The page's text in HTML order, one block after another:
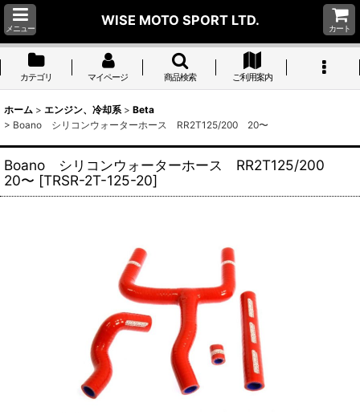
メニュー
WISE MOTO SPORT LTD.
カート
カテゴリ マイページ 商品検索 ご利用案内
ホーム > エンジン、冷却系 > Beta
> Boano シリコンウォーターホース RR2T125/200 20〜
Boano シリコンウォーターホース RR2T125/200
20〜 [TRSR-2T-125-20]